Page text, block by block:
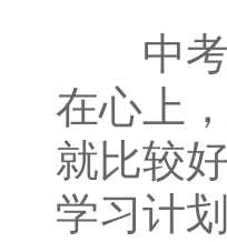
中考
在心上
就比较
学习计